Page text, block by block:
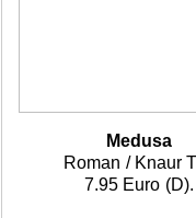
Medusa
Roman / Knaur
7.95 Euro (D).